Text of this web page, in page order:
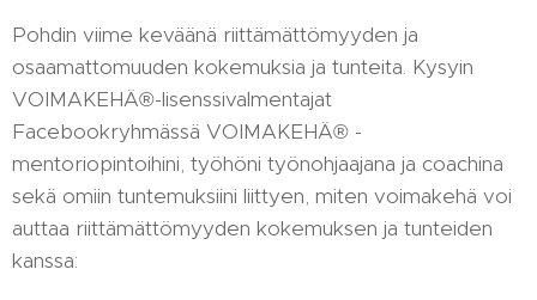
Pohdin viime keväänä riittämättömyyden ja
osaamattomuuden kokemuksia ja tunteita. Kysyin
VOIMAKEHÄ®-lisenssivalmentajat
Facebookryhmässä VOIMAKEHÄ® -
mentoriopintoihini, työhöni työnohjaajana ja coachina
sekä omiin tuntemuksiini liittyen, miten voimakehä voi
auttaa riittämättömyyden kokemuksen ja tunteiden
kanssa: